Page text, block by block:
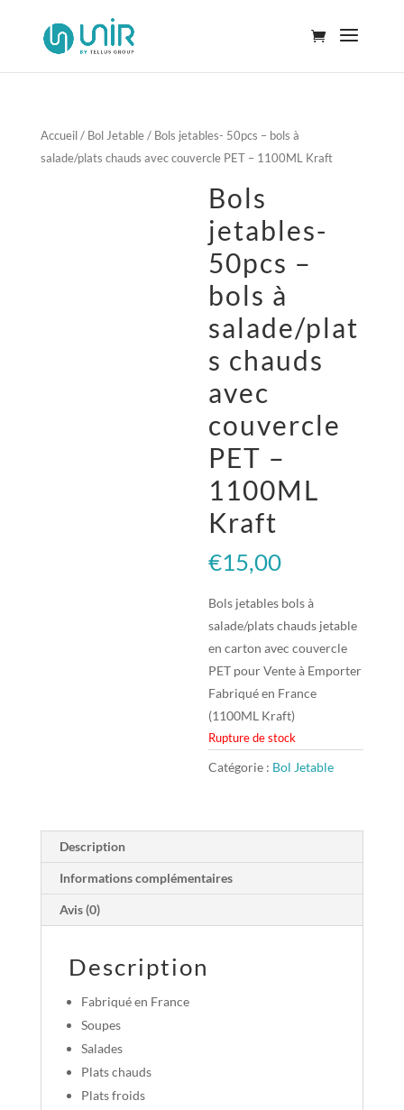
Accueil/ Bol Jetable/ Bols jetables- 50pcs – bols à
salade/plats chauds avec couvercle PET – 1100ML Kraft
Bols
jetables-
50pcs –
bols à
salade/plat
s chauds
avec
couvercle
PET –
1100ML
Kraft
€15,00
Bols jetables bols à
salade/plats chauds jetable
en carton avec couvercle
PET pour Vente à Emporter
Fabriqué en France
(1100ML Kraft)
Rupture de stock
Catégorie : Bol Jetable
Description
Informations complémentaires
Avis (0)
Description
Fabriqué en France
Soupes
Salades
Plats chauds
Plats froids